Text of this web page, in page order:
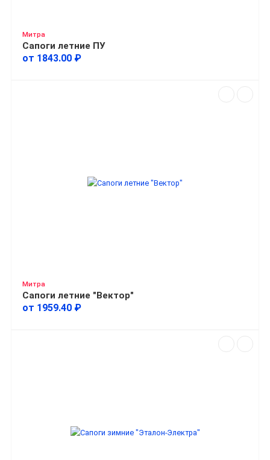
Митра
Сапоги летние ПУ
от 1843.00 ₽
Митра
Сапоги летние "Вектор"
от 1959.40 ₽